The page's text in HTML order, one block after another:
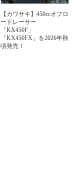
【カワサキ】450ccオフロ
ードレーサー
「KX450F」
「KX450FX」を2026年秋
頃発売！